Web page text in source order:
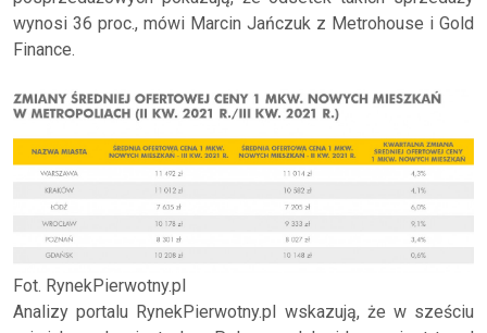
wynosi 36 proc., mówi Marcin Jańczuk z Metrohouse i Gold
Finance.
Fot. RynekPierwotny.pl
Analizy portalu RynekPierwotny.pl wskazują, że w sześciu